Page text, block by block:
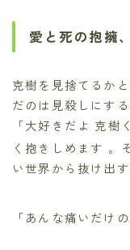
愛と死の抱擁
克樹を見捨てるか
だのは見殺しにす
「大好きだよ 克
く抱きしめます 。
い世界から抜け出
「あんな痛いだけ